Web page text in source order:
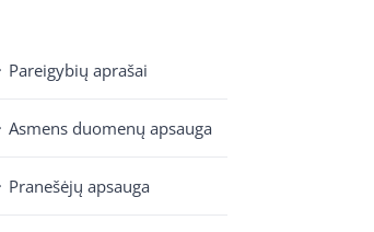
Pareigybių aprašai
Asmens duomenų apsauga
Pranešėjų apsauga